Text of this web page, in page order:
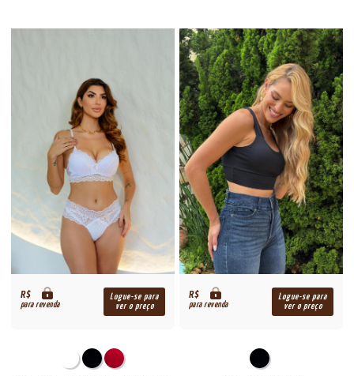
R$
para revenda
Logue-se para
ver o preço
R$
para revenda
Logue-se para
ver o preço